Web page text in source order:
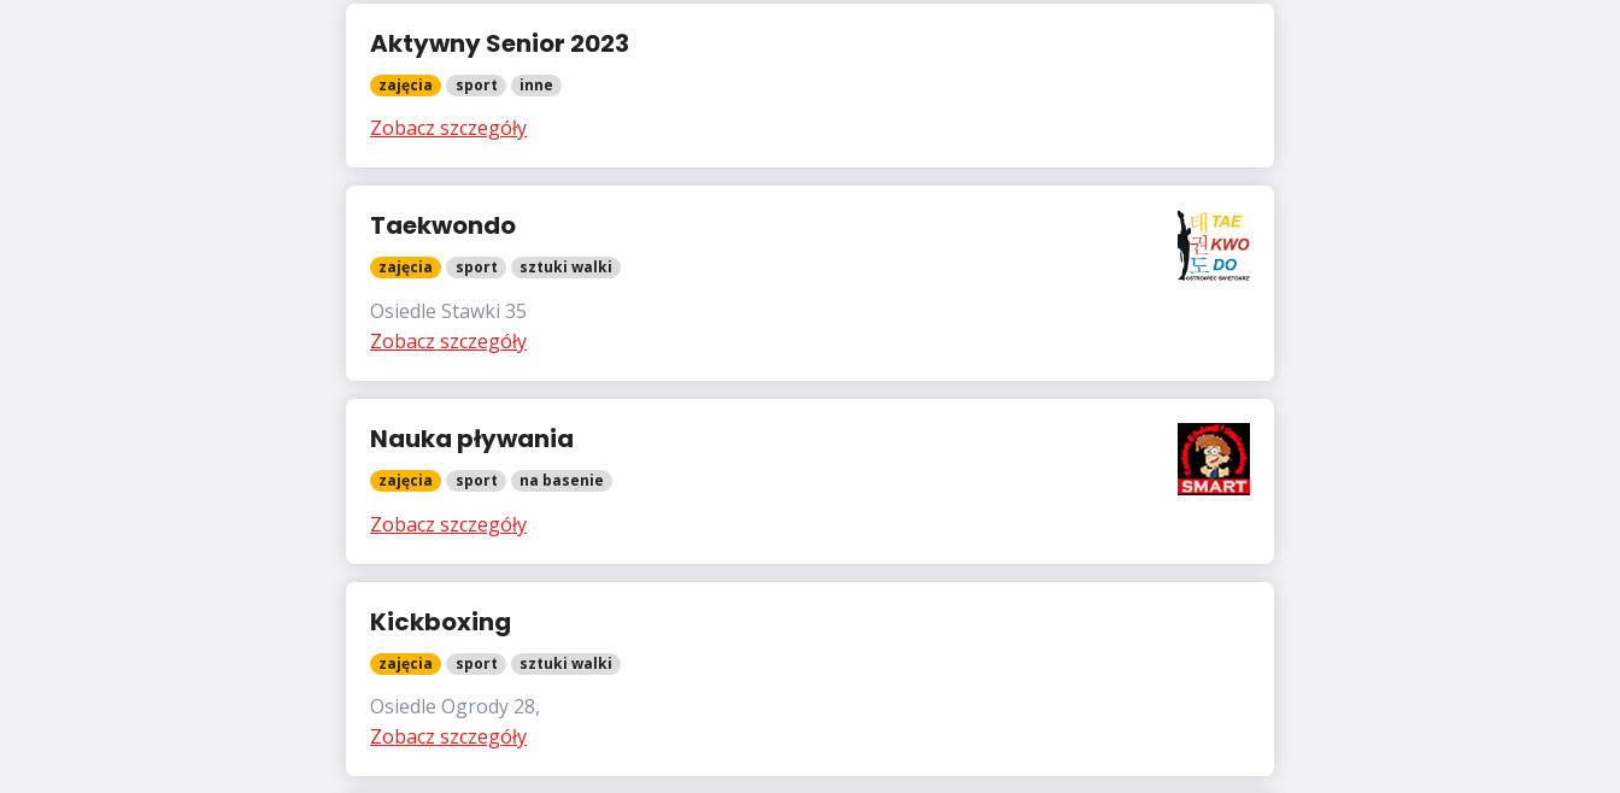
Aktywny Senior 2023
zajęcia sport inne
Zobacz szczegóły
Taekwondo
zajęcia sport sztuki walki
Osiedle Stawki 35
Zobacz szczegóły
Nauka pływania
zajęcia sport na basenie
Zobacz szczegóły
Kickboxing
zajęcia sport sztuki walki
Osiedle Ogrody 28,
Zobacz szczegóły